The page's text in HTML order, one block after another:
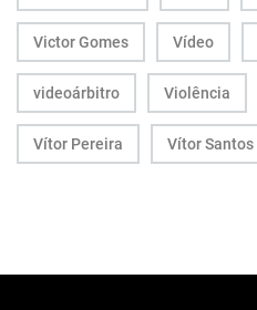
Victor Gomes Vídeo
videoárbitro Violência
Vítor Pereira Vítor Santos